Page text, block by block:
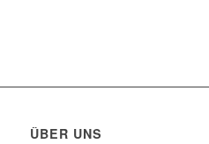
ÜBER UNS